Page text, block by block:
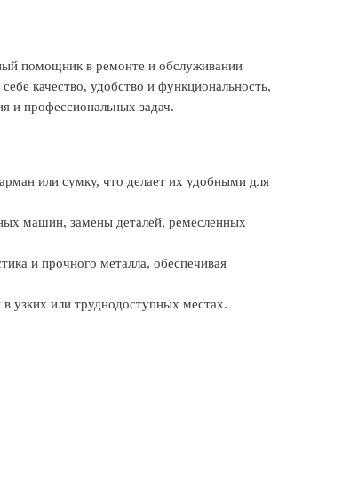
помощник в ремонте и обслуживании
качество, удобство и функциональность,
и профессиональных задач.
или сумку, что делает их удобными для
машин, замены деталей, ремесленных
и прочного металла, обеспечивая
узких или труднодоступных местах.